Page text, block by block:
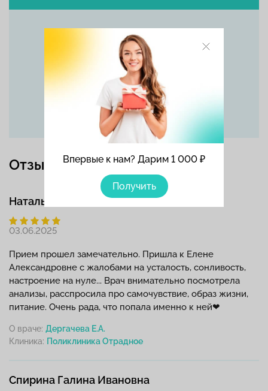
Впервые к нам? Дарим 1 000 ₽
Получить
Позвоните прямо сейчас
+7 (495) 215-56-90
Отзывы
Наталья Олеговна
03.06.2025
Прием прошел замечательно. Пришла к Елене
Александровне с жалобами на усталость, сонливость,
настроение на нуле... Врач внимательно посмотрела
анализы, расспросила про самочувствие, образ жизни,
питание. Очень рада, что попала именно к ней❤
О враче: Дергачева Е.А.
Клиника:
Спирина Галина Ивановна